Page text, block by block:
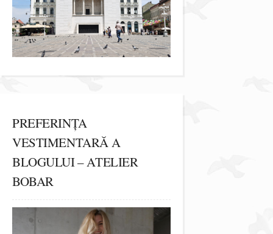
PREFERINȚA
VESTIMENTARĂ A
BLOGULUI – ATELIER
BOBAR